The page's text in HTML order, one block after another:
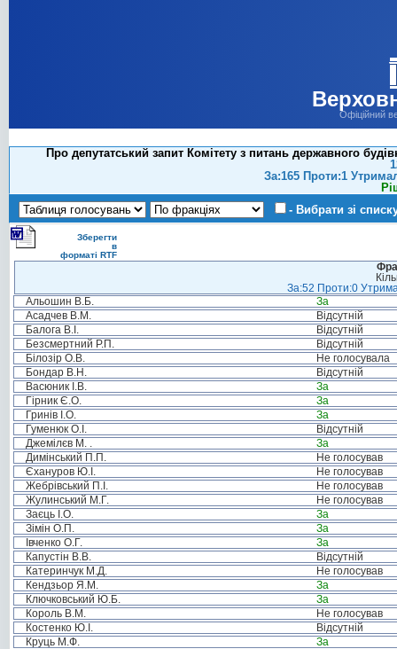
Офіційний
Про депутатський запит Комітету з питань державного
За:165 Проти:1
- Вибрати зі
Зберегти
в
форматі RTF
За:52 Проти:0
Альошин В.Б.
За
Асадчев В.М.
Відсутній
Балога В.І.
Відсутній
Безсмертний Р.П.
Відсутній
Білозір О.В.
Не голосувала
Бондар В.Н.
Відсутній
Васюник І.В.
За
Гірник Є.О.
За
Гринів І.О.
За
Гуменюк О.І.
Відсутній
Джемілєв М. .
За
Димінський П.П.
Не голосував
Єхануров Ю.І.
Не голосував
Жебрівський П.І.
Не голосував
Жулинський М.Г.
Не голосував
Заєць І.О.
За
Зімін О.П.
За
Івченко О.Г.
За
Капустін В.В.
Відсутній
Катеринчук М.Д.
Не голосував
Кендзьор Я.М.
За
Ключковський Ю.Б.
За
Король В.М.
Не голосував
Костенко Ю.І.
Відсутній
Круць М.Ф.
За